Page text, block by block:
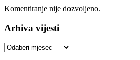
Komentiranje nije dozvoljeno.
Arhiva vijesti
Arhiva